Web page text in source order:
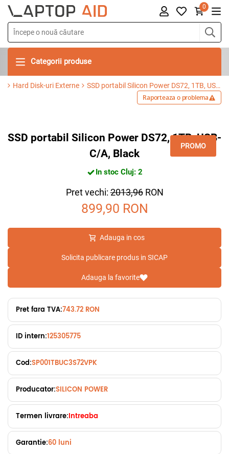
0
Categorii produse
Hard Disk-uri Externe SSD portabil Silicon Power DS72, 1TB, USB-C/A, Black
Raporteaza o problema
PROMO
SSD portabil Silicon Power DS72, 1TB, USB-
C/A, Black
In stoc Cluj: 2
Pret vechi:2013,96 RON
899,90 RON
Adauga in cos
Solicita publicare produs in SICAP
Adauga la favorite
Pret fara TVA:743.72 RON
ID intern:125305775
Cod:SP001TBUC3S72VPK
Producator:SILICON POWER
Termen livrare:Intreaba
Garantie:60 luni